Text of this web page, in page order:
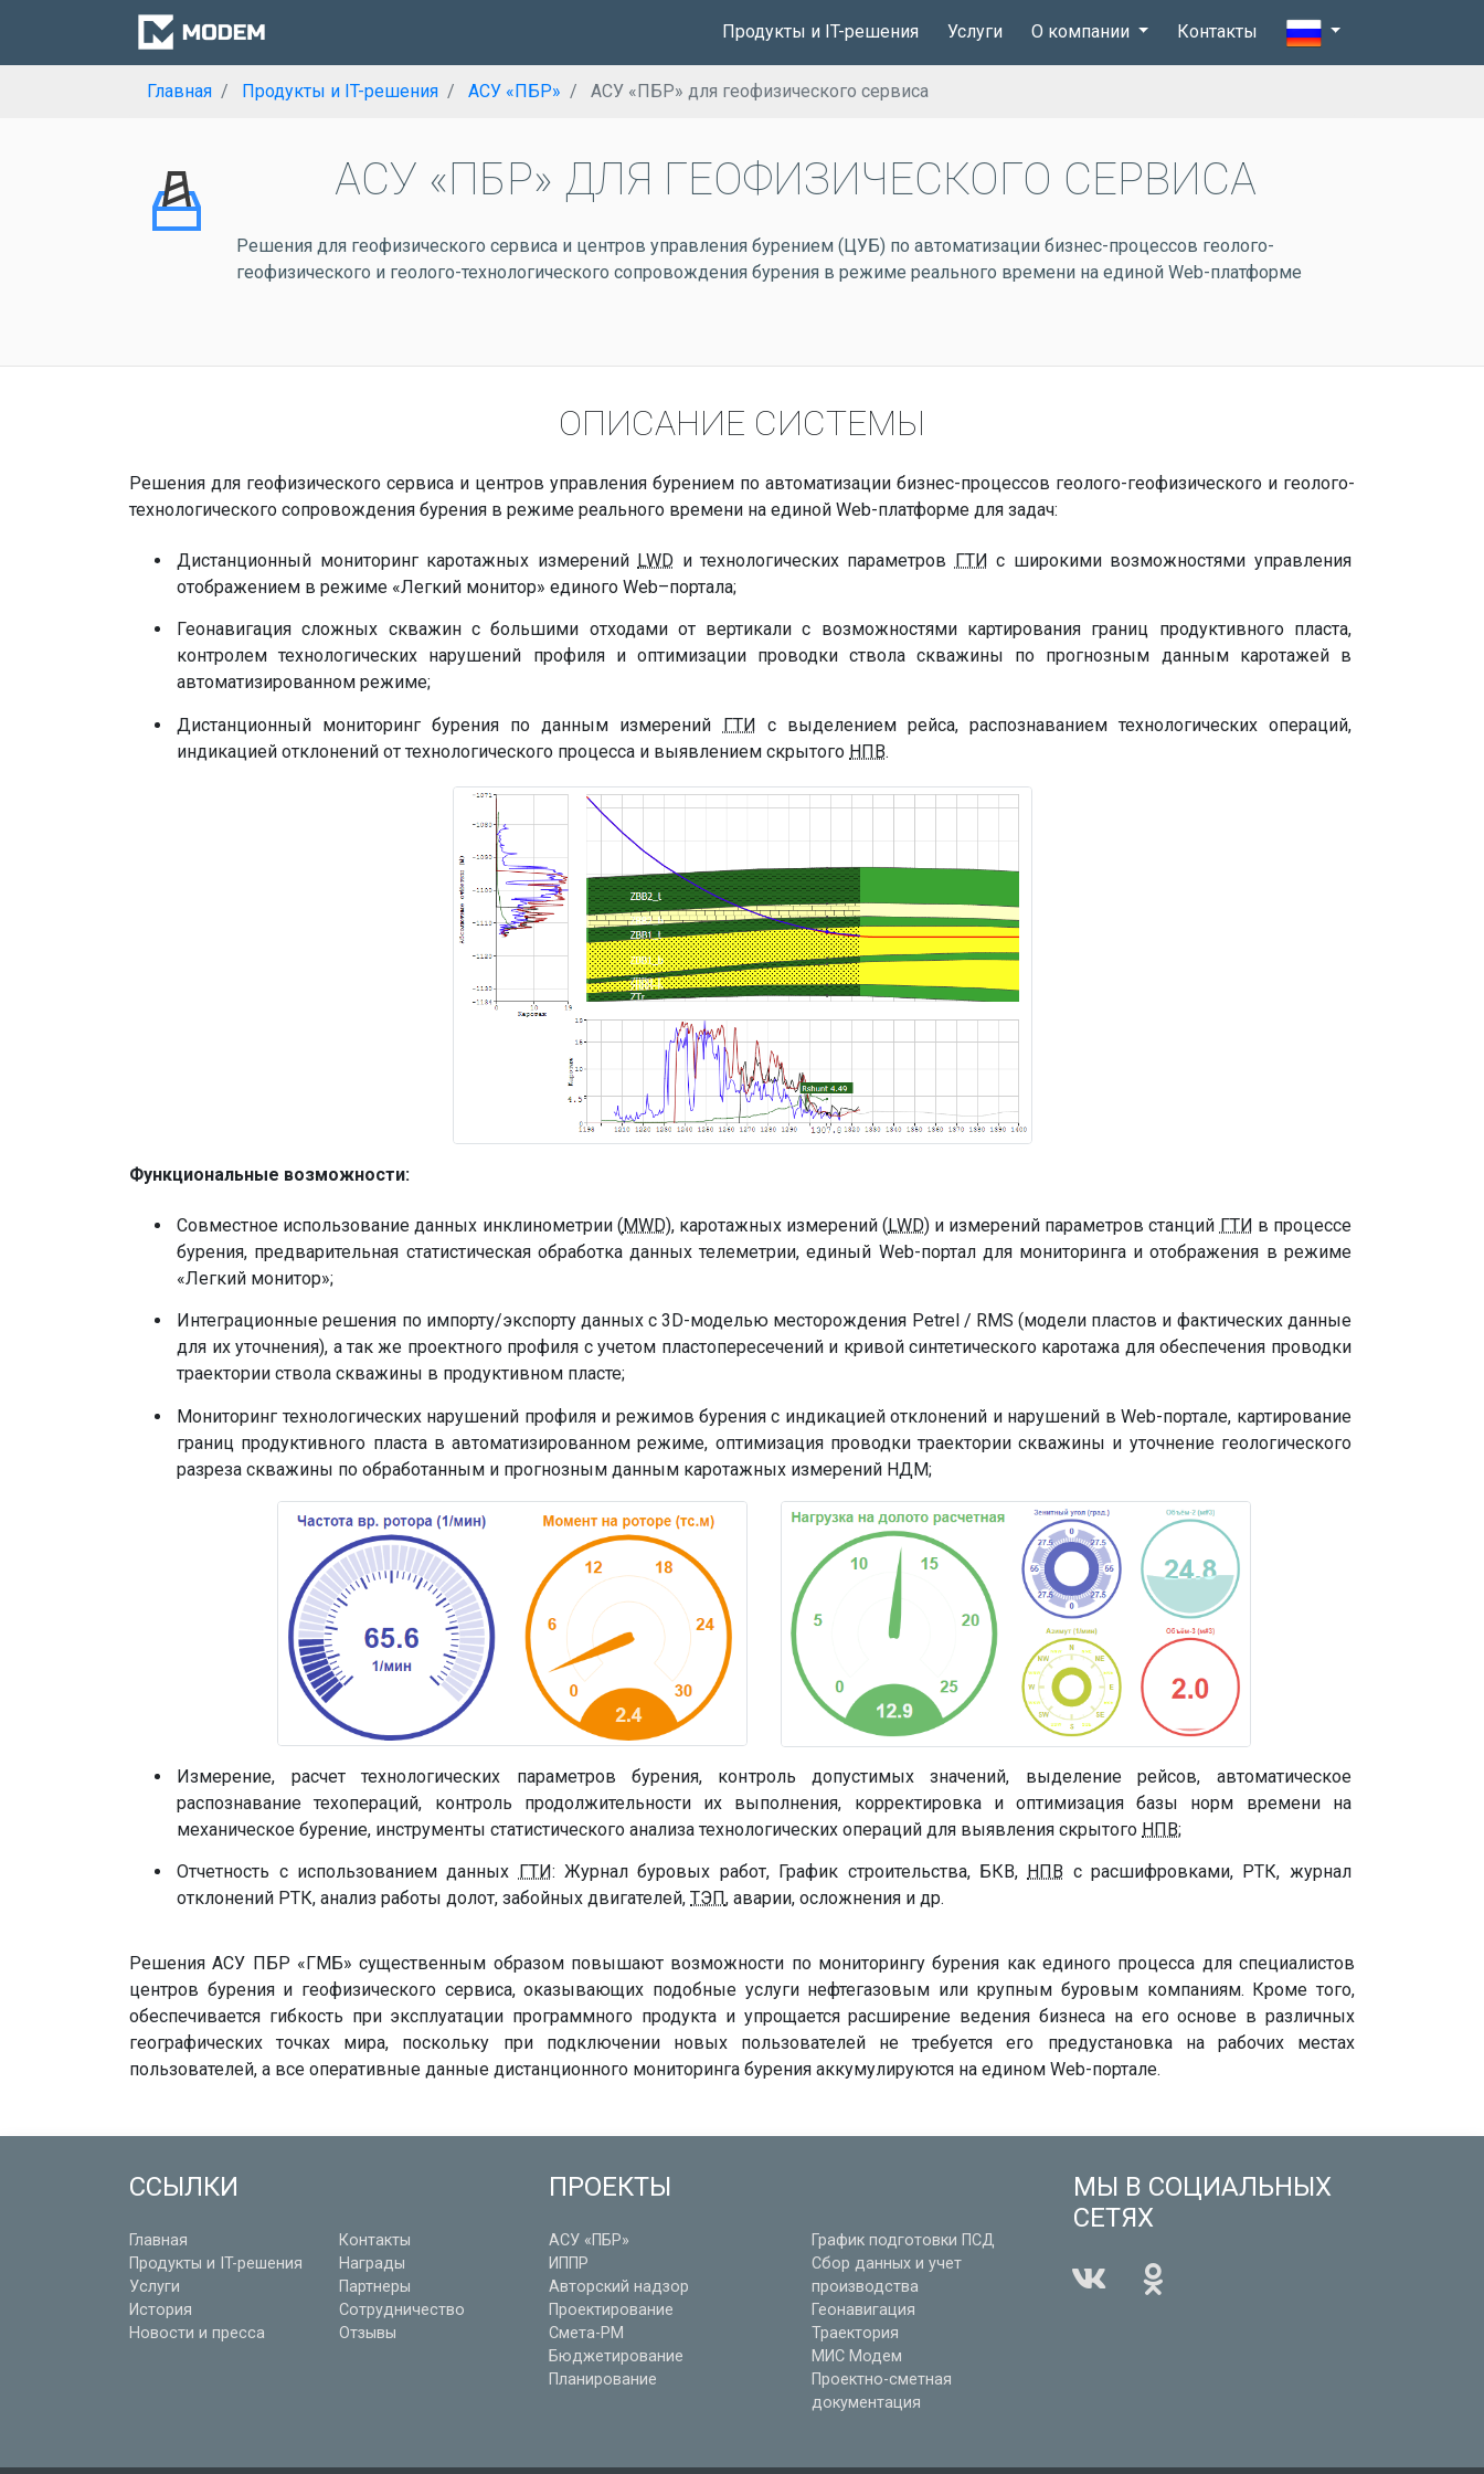
Продукты и IT-решения Услуги О компании Контакты
Главная Продукты и IT-решения АСУ «ПБР» АСУ «ПБР» для геофизического сервиса
АСУ «ПБР» ДЛЯ ГЕОФИЗИЧЕСКОГО СЕРВИСА
Решения для геофизического сервиса и центров управления бурением (ЦУБ) по автоматизации бизнес-процессов геолого-
геофизического и геолого-технологического сопровождения бурения в режиме реального времени на единой Web-платформе
ОПИСАНИЕ СИСТЕМЫ
Решения для геофизического сервиса и центров управления бурением по автоматизации бизнес-процессов геолого-геофизического и геолого-
технологического сопровождения бурения в режиме реального времени на единой Web-платформе для задач:
Дистанционный мониторинг каротажных измерений LWD и технологических параметров ГТИ с широкими возможностями управления
отображением в режиме «Легкий монитор» единого Web–портала;
Геонавигация сложных скважин с большими отходами от вертикали с возможностями картирования границ продуктивного пласта,
контролем технологических нарушений профиля и оптимизации проводки ствола скважины по прогнозным данным каротажей в
автоматизированном режиме;
Дистанционный мониторинг бурения по данным измерений ГТИ с выделением рейса, распознаванием технологических операций,
индикацией отклонений от технологического процесса и выявлением скрытого НПВ.
Функциональные возможности:
Совместное использование данных инклинометрии (MWD), каротажных измерений (LWD) и измерений параметров станций ГТИ в процессе
бурения, предварительная статистическая обработка данных телеметрии, единый Web-портал для мониторинга и отображения в режиме
«Легкий монитор»;
Интеграционные решения по импорту/экспорту данных с 3D-моделью месторождения Petrel / RMS (модели пластов и фактических данные
для их уточнения), а так же проектного профиля с учетом пластопересечений и кривой синтетического каротажа для обеспечения проводки
траектории ствола скважины в продуктивном пласте;
Мониторинг технологических нарушений профиля и режимов бурения с индикацией отклонений и нарушений в Web-портале, картирование
границ продуктивного пласта в автоматизированном режиме, оптимизация проводки траектории скважины и уточнение геологического
разреза скважины по обработанным и прогнозным данным каротажных измерений НДМ;
Измерение, расчет технологических параметров бурения, контроль допустимых значений, выделение рейсов, автоматическое
распознавание техопераций, контроль продолжительности их выполнения, корректировка и оптимизация базы норм времени на
механическое бурение, инструменты статистического анализа технологических операций для выявления скрытого НПВ;
Отчетность с использованием данных ГТИ: Журнал буровых работ, График строительства, БКВ, НПВ с расшифровками, РТК, журнал
отклонений РТК, анализ работы долот, забойных двигателей,ТЭП, аварии, осложнения и др.
Решения АСУ ПБР «ГМБ» существенным образом повышают возможности по мониторингу бурения как единого процесса для специалистов
центров бурения и геофизического сервиса, оказывающих подобные услуги нефтегазовым или крупным буровым компаниям. Кроме того,
обеспечивается гибкость при эксплуатации программного продукта и упрощается расширение ведения бизнеса на его основе в различных
географических точках мира, поскольку при подключении новых пользователей не требуется его предустановка на рабочих местах
пользователей, а все оперативные данные дистанционного мониторинга бурения аккумулируются на едином Web-портале.
ССЫЛКИ
Главная
Продукты и IT-решения
Услуги
История
Новости и пресса
Контакты
Награды
Партнеры
Сотрудничество
Отзывы
ПРОЕКТЫ
АСУ «ПБР»
ИППР
Авторский надзор
Проектирование
Смета-РМ
Бюджетирование
Планирование
График подготовки ПСД
Сбор данных и учет
производства
Геонавигация
Траектория
МИС Модем
Проектно-сметная
документация
МЫ В СОЦИАЛЬНЫХ
СЕТЯХ